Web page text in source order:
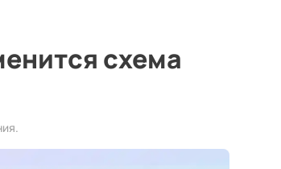
схема